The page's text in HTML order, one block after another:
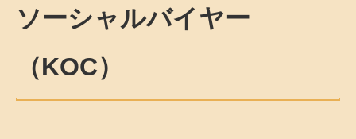
ソーシャルバイヤー
（KOC）